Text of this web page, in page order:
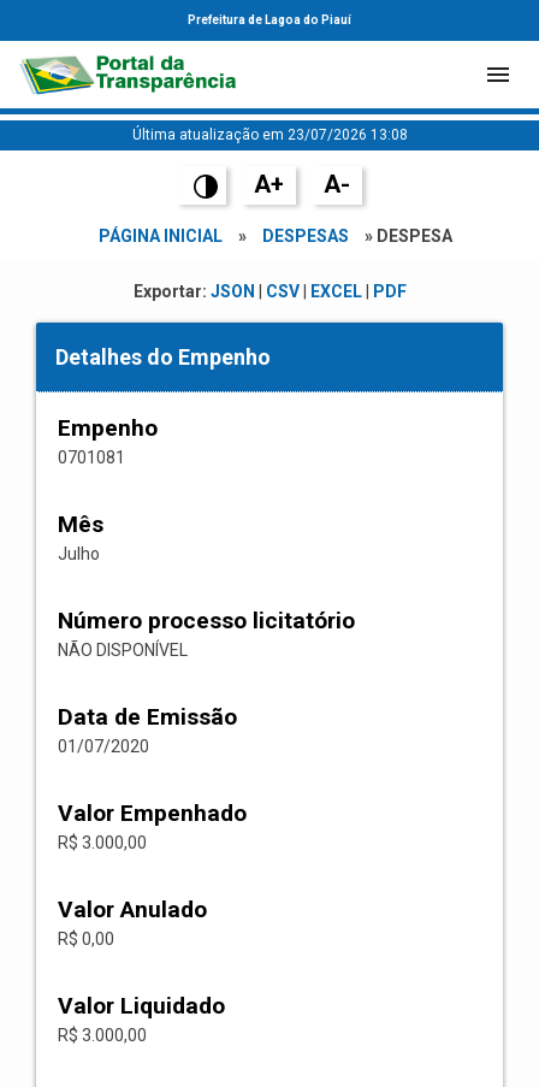
Prefeitura de Lagoa do Piauí
Última atualização em 23/07/2026 13:08
A+ A-
PÁGINA INICIAL » DESPESAS » DESPESA
Exportar: JSON CSV| EXCEL| PDF
Detalhes do Empenho
Empenho
0701081
Mês
Julho
Número processo licitatório
NÃO DISPONÍVEL
Data de Emissão
01/07/2020
Valor Empenhado
R$ 3.000,00
Valor Anulado
R$ 0,00
Valor Liquidado
R$ 3.000,00